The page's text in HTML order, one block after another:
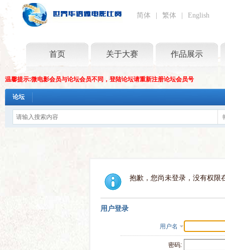
简体 繁体 English
首页 关于大赛 作品展示
温馨提示:微电影会员与论坛会员不同，登陆论坛请重新注册论坛会员号
论坛
抱歉，您尚未登录，没有权限
用户登录
用户名
密码: